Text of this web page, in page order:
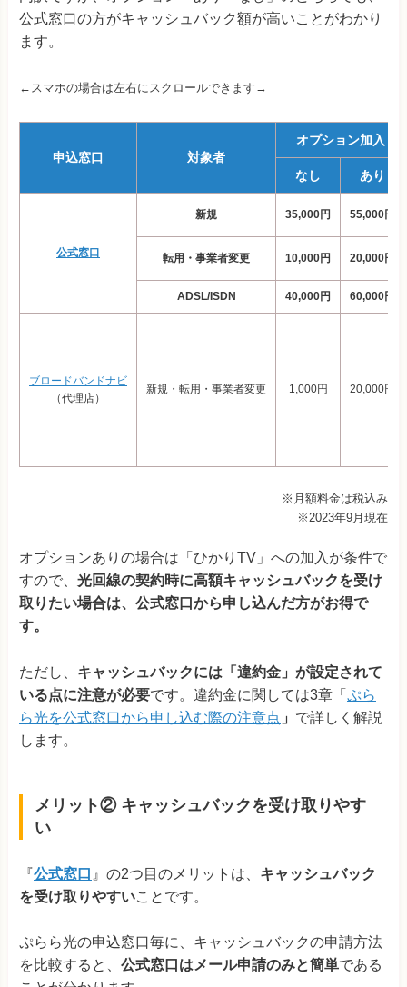
公式窓口の方がキャッシュバック額が高いことがわかり
ます。
←スマホの場合は左右にスクロールできます→
申込窓口 対象者
オプション加入
なし あり
公式窓口
新規 35,000円 55,000円
転用・事業者変更 10,000円 20,000円
ADSL/ISDN 40,000円 60,000円
ブロードバンドナビ
（代理店）
新規・転用・事業者変更 1,000円 20,000円
※月額料金は税込み
※2023年9月現在
オプションありの場合は「ひかりTV」への加入が条件で
すので、 光回線の契約時に高額キャッシュバックを受け
取りたい場合は、公式窓口から申し込んだ方がお得で
す。
ただし、 キャッシュバックには「違約金」が設定されて
いる点に注意が必要です。違約金に関しては3章「 ぷら
ら光を公式窓口から申し込む際の注意点 」 で詳しく解説
します。
メリット② キャッシュバックを受け取りやす
い
『公式窓口 』の2つ目のメリットは、 キャッシュバック
を受け取りやすいことです。
ぷらら光の申込窓口毎に、キャッシュバックの申請方法
を比較すると、 公式窓口はメール申請のみと簡単である